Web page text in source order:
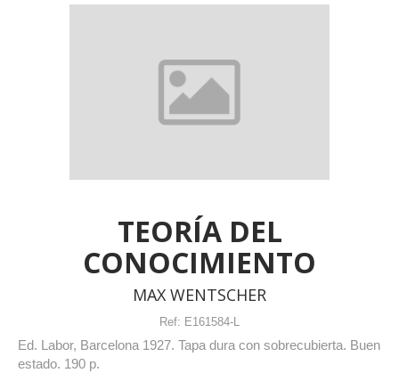
TEORÍA DEL
CONOCIMIENTO
MAX WENTSCHER
Ref: E161584-L
Ed. Labor, Barcelona 1927. Tapa dura con sobrecubierta. Buen
estado. 190 p.